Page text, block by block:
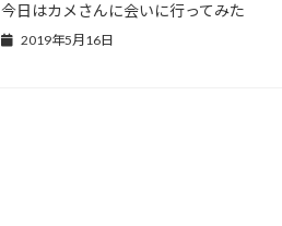
今日はカメさんに会いに行ってみた
2019年5月16日